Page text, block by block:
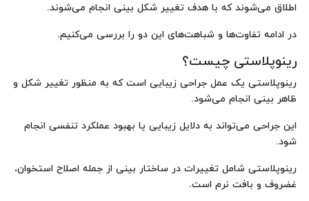
اطلاق می‌شوند که با هدف تغییر شکل بینی انجام می‌شوند.
در ادامه تفاوت‌ها و شباهت‌های این دو را بررسی می‌کنیم.
رینوپلاستی چیست؟
رینوپلاستی یک عمل جراحی زیبایی است که به منظور تغییر شکل و
ظاهر بینی انجام می‌شود.
این جراحی می‌تواند به دلایل زیبایی یا بهبود عملکرد تنفسی انجام
شود.
رینوپلاستی شامل تغییرات در ساختار بینی از جمله اصلاح استخوان،
غضروف و بافت نرم است.